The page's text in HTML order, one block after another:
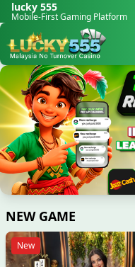
lucky 555
Mobile-First Gaming Platform
NEW GAME
New